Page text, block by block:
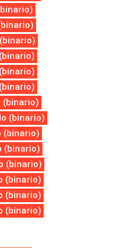
(binario)
(binario)
(binario)
(binario)
(binario)
(binario)
(binario)
(binario)